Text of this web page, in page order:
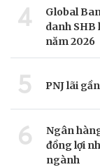
4
Global
danh
năm 2026
5 PNJ lãi
6
Ngân
đồng lợi
ngành